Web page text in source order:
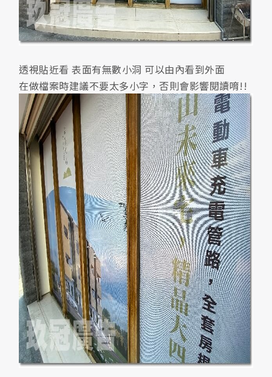
透視貼近看 表面有無數小洞 可以由內看到外面
在做檔案時建議不要太多小字，否則會影響閱讀唷!!